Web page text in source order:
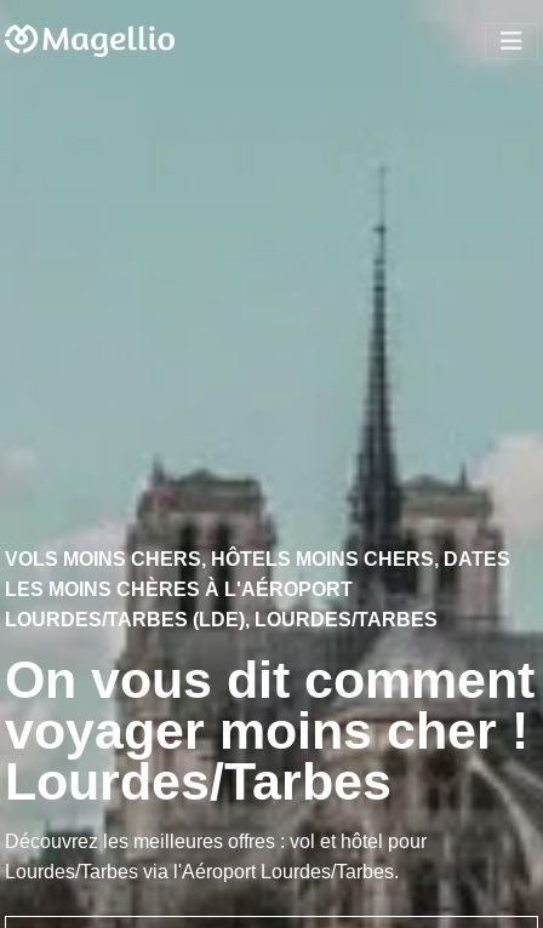
VOLS MOINS CHERS, HÔTELS MOINS CHERS, DATES
LES MOINS CHÈRES À L'AÉROPORT
LOURDES/TARBES (LDE), LOURDES/TARBES
On vous dit comment
voyager moins cher !
Lourdes/Tarbes
Découvrez les meilleures offres : vol et hôtel pour
Lourdes/Tarbes via l'Aéroport Lourdes/Tarbes.